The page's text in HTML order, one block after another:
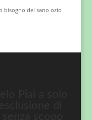
bisogno del sano ozio